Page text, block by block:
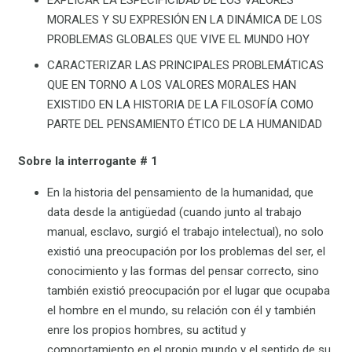
MORALES Y SU EXPRESIÓN EN LA DINÁMICA DE LOS
PROBLEMAS GLOBALES QUE VIVE EL MUNDO HOY
CARACTERIZAR LAS PRINCIPALES PROBLEMÁTICAS
QUE EN TORNO A LOS VALORES MORALES HAN
EXISTIDO EN LA HISTORIA DE LA FILOSOFÍA COMO
PARTE DEL PENSAMIENTO ÉTICO DE LA HUMANIDAD
Sobre la interrogante # 1
En la historia del pensamiento de la humanidad, que
data desde la antigüedad (cuando junto al trabajo
manual, esclavo, surgió el trabajo intelectual), no solo
existió una preocupación por los problemas del ser, el
conocimiento y las formas del pensar correcto, sino
también existió preocupación por el lugar que ocupaba
el hombre en el mundo, su relación con él y también
enre los propios hombres, su actitud y